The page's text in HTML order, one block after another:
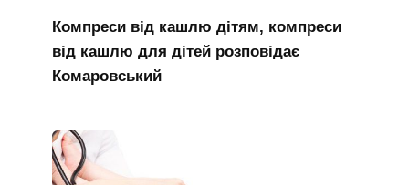
Компреси від кашлю дітям, компреси
від кашлю для дітей розповідає
Комаровський